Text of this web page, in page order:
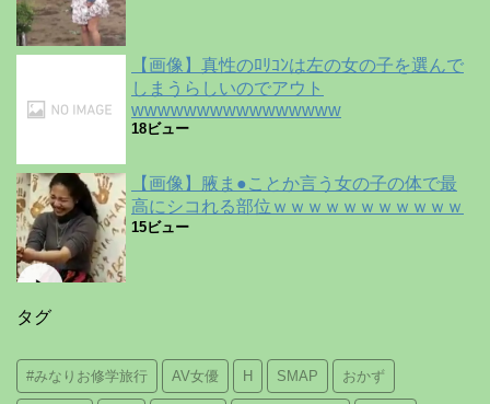
【画像】真性のﾛﾘｺﾝは左の女の子を選んで
しまうらしいのでアウト
wwwwwwwwwwwwwwww
18ビュー
【画像】腋ま●ことか言う女の子の体で最
高にシコれる部位ｗｗｗｗｗｗｗｗｗｗｗ
15ビュー
タグ
#みなりお修学旅行 AV女優 H SMAP おかず